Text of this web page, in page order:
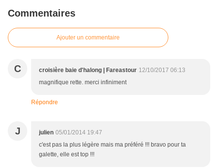
Commentaires
Ajouter un commentaire
C croisière baie d'halong | Fareastour 12/10/2017 06:13
magnifique rette. merci infiniment
Répondre
J julien 05/01/2014 19:47
c'est pas la plus légère mais ma préféré !!! bravo pour ta
galette, elle est top !!!